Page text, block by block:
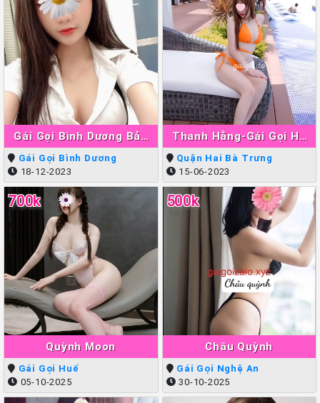
Gái Gọi Bình Dương Bảo
Ngân
Gái Gọi Bình Dương
18-12-2023
Thanh Hằng-Gái Gọi Hà
Nội Làm Tình Giỏi Đẳng
Cấp
Quận Hai Bà Trưng
15-06-2023
Quỳnh Moon
700k
Gái Gọi Huế
05-10-2025
Châu Quỳnh
500k
Gái Gọi Nghệ An
30-10-2025